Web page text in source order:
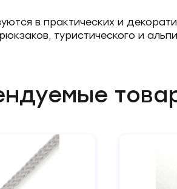
оборудование 8
в практических и
туристического и